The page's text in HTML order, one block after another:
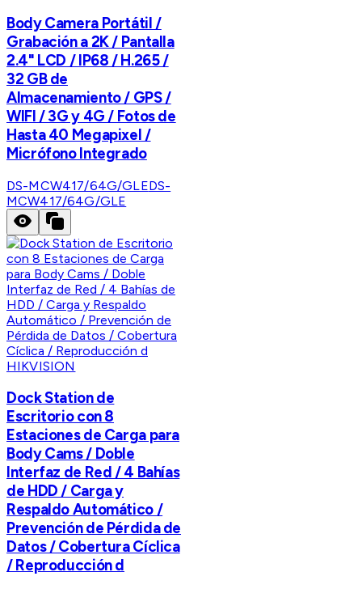
Body Camera Portátil /
Grabación a 2K / Pantalla
2.4" LCD / IP68 / H.265 /
32 GB de
Almacenamiento / GPS /
WIFI / 3G y 4G / Fotos de
Hasta 40 Megapixel /
Micrófono Integrado
DS-MCW417/64G/GLEDS-
MCW417/64G/GLE
HIKVISION
Dock Station de
Escritorio con 8
Estaciones de Carga para
Body Cams / Doble
Interfaz de Red / 4 Bahías
de HDD / Carga y
Respaldo Automático /
Prevención de Pérdida de
Datos / Cobertura Cíclica
/ Reproducción d